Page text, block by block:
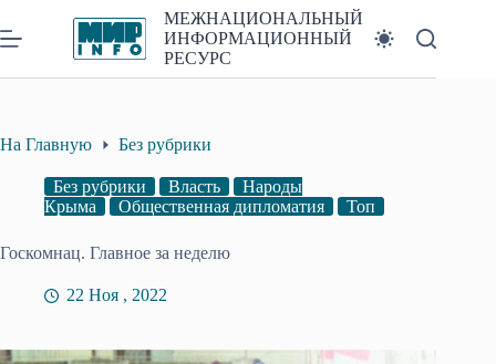
к
сути
МЕЖНАЦИОНАЛЬНЫЙ
ИНФОРМАЦИОННЫЙ
РЕСУРС
На Главную Без рубрики
Без рубрики Власть
Народы
Крыма
Общественная дипломатия Топ
Госкомнац. Главное за неделю
22 Ноя , 2022